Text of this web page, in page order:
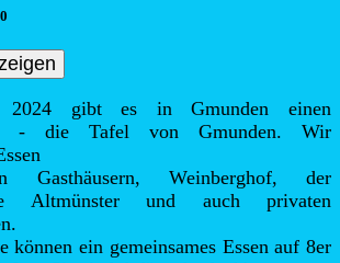
2024 gibt es in Gmunden einen
- die Tafel von Gmunden. Wir
Gasthäusern, Weinberghof, der
Altmünster und auch privaten
können ein gemeinsames Essen auf 8er